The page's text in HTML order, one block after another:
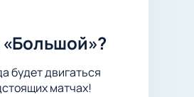
«Большой»?
будет двигаться
матчах!